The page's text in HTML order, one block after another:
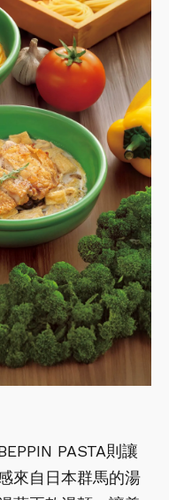
PASTA則讓
來自日本群馬的湯